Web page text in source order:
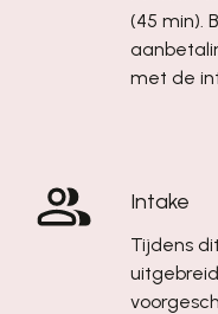
(45 min).
met de
Intake
Tijdens